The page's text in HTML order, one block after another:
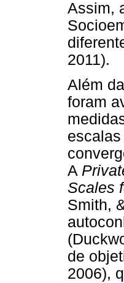
Assim,
2011).
Além
foram
A
Scales
Smith,
de
2006),